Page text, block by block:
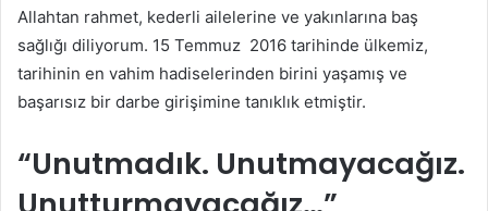
Allahtan rahmet, kederli ailelerine ve yakınlarına baş
sağlığı diliyorum. 15 Temmuz 2016 tarihinde ülkemiz,
tarihinin en vahim hadiselerinden birini yaşamış ve
başarısız bir darbe girişimine tanıklık etmiştir.
“Unutmadık. Unutmayacağız.